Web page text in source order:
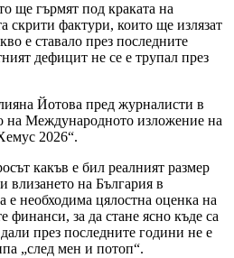
ще гърмят под краката на
скрити фактури, които ще излязат
е ставало през последните
дефицит не се е трупал през
Йотова пред журналисти в
на Международното изложение на
2026“.
какъв е бил реалният размер
на България в
е необходима цялостна оценка на
финанси, за да стане ясно къде са
през последните години не е
„след мен и потоп“.